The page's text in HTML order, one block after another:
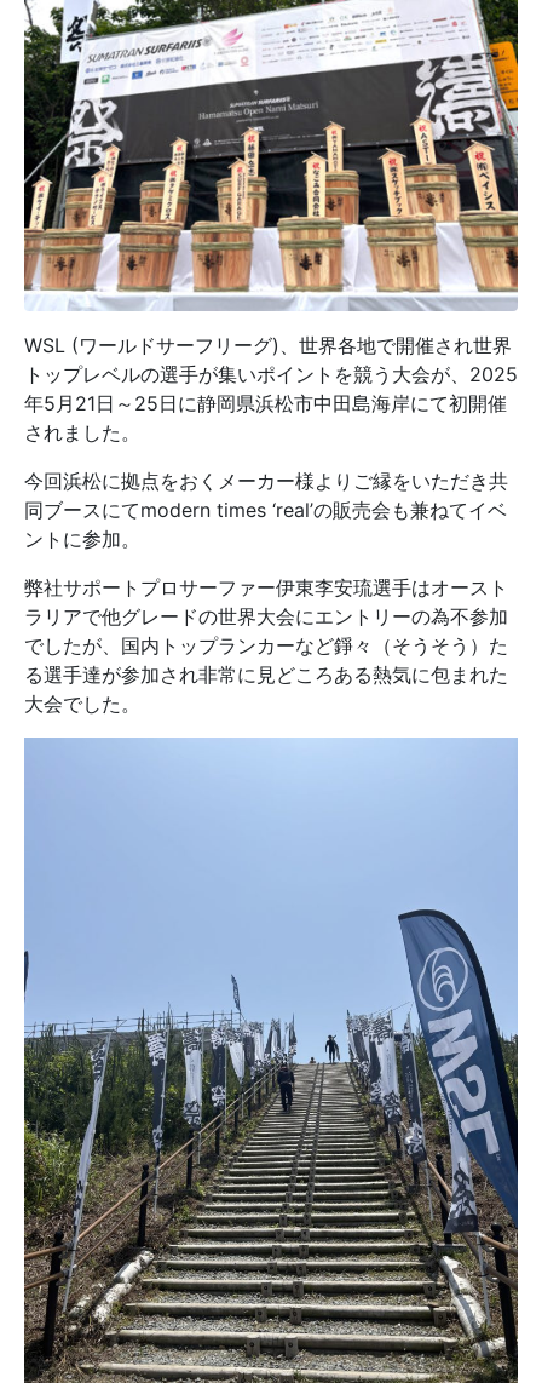
WSL (ワールドサーフリーグ)、世界各地で開催され世界
トップレベルの選手が集いポイントを競う大会が、2025
年5月21日～25日に静岡県浜松市中田島海岸にて初開催
されました。
今回浜松に拠点をおくメーカー様よりご縁をいただき共
同ブースにてmodern times ‘real’の販売会も兼ねてイベ
ントに参加。
弊社サポートプロサーファー伊東李安琉選手はオースト
ラリアで他グレードの世界大会にエントリーの為不参加
でしたが、国内トップランカーなど錚々（そうそう）た
る選手達が参加され非常に見どころある熱気に包まれた
大会でした。